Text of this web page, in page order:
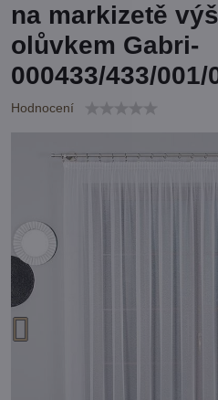
na markizetě
olůvkem Gabri-
000433/433/001/
Hodnocení